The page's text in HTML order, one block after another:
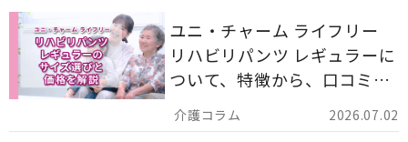
2026.07.02
ユニ・チャーム ライフリー
リハビリパンツ レギュラーに
ついて、特徴から、口コミ、
災害備蓄としての活用法まで
分かりやすく解説します。